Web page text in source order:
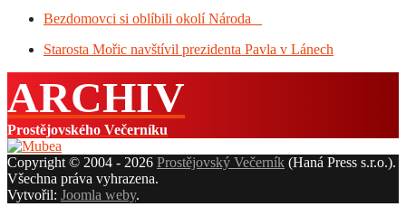
Bezdomovci si oblíbili okolí Národa
Starosta Mořic navštívil prezidenta Pavla v Lánech
ARCHIV
Prostějovského Večerníku
Copyright © 2004 - 2026 Prostějovský Večerník (Haná Press s.r.o.).
Všechna práva vyhrazena.
Vytvořil: Joomla weby.